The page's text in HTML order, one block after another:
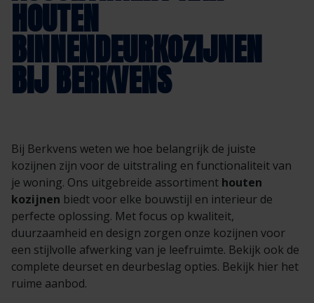
HOUTEN
BINNENDEURKOZIJNEN
BIJ BERKVENS
Bij Berkvens weten we hoe belangrijk de juiste
kozijnen zijn voor de uitstraling en functionaliteit van
je woning. Ons uitgebreide assortiment houten
kozijnen biedt voor elke bouwstijl en interieur de
perfecte oplossing. Met focus op kwaliteit,
duurzaamheid en design zorgen onze kozijnen voor
een stijlvolle afwerking van je leefruimte. Bekijk ook de
complete deurset en deurbeslag opties. Bekijk hier het
ruime aanbod.